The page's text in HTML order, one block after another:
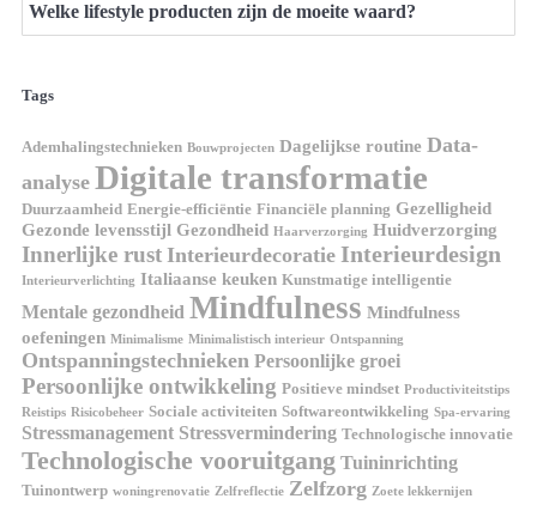
Welke lifestyle producten zijn de moeite waard?
Tags
Ademhalingstechnieken Bouwprojecten Dagelijkse routine Data-
analyse Digitale transformatie
Duurzaamheid Energie-efficiëntie Financiële planning Gezelligheid
Gezonde levensstijl Gezondheid Haarverzorging Huidverzorging
Innerlijke rust Interieurdecoratie Interieurdesign
Interieurverlichting Italiaanse keuken Kunstmatige intelligentie
Mentale gezondheid Mindfulness Mindfulness
oefeningen Minimalisme Minimalistisch interieur Ontspanning
Ontspanningstechnieken Persoonlijke groei
Persoonlijke ontwikkeling Positieve mindset Productiviteitstips
Reistips Risicobeheer Sociale activiteiten Softwareontwikkeling Spa-ervaring
Stressmanagement Stressvermindering Technologische innovatie
Technologische vooruitgang Tuininrichting
Tuinontwerp woningrenovatie Zelfreflectie Zelfzorg Zoete lekkernijen